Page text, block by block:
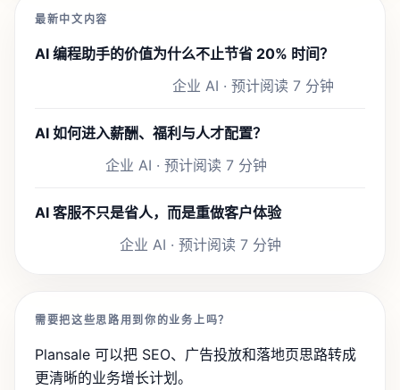
最新中文内容
AI 编程助手的价值为什么不止节省 20% 时间？
企业 AI · 预计阅读 7 分钟
AI 如何进入薪酬、福利与人才配置？
企业 AI · 预计阅读 7 分钟
AI 客服不只是省人，而是重做客户体验
企业 AI · 预计阅读 7 分钟
需要把这些思路用到你的业务上吗？
Plansale 可以把 SEO、广告投放和落地页思路转成
更清晰的业务增长计划。